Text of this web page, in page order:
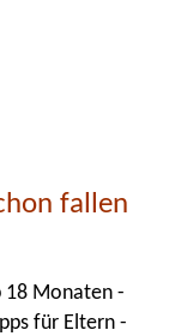
fallen
18 Monaten -
für Eltern -